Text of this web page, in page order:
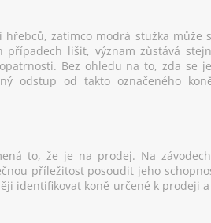
zatímco modrá stužka může
případech lišit, význam zůstává
Bez ohledu na to, zda se
odstup od takto označeného
to, že je na prodej. Na
příležitost posoudit jeho
identifikovat koně určené k prodeji